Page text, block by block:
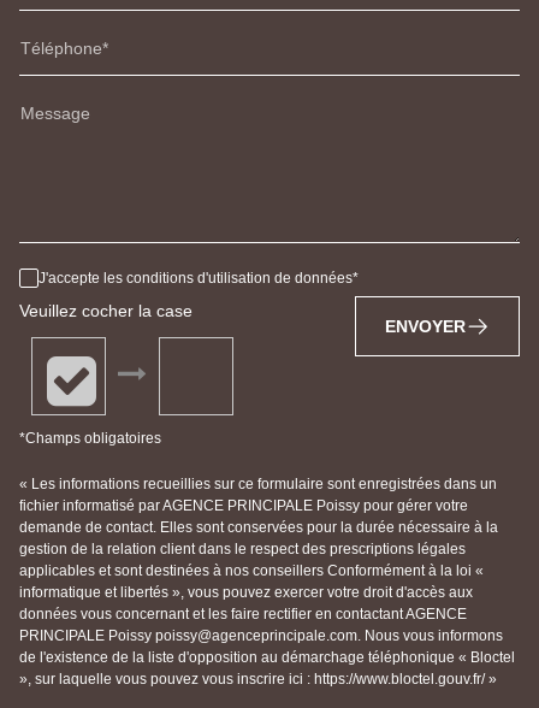
Téléphone
Message
J'accepte les conditions d'utilisation de données
Veuillez cocher la case
*Champs obligatoires
ENVOYER
« Les informations recueillies sur ce formulaire sont enregistrées dans un
fichier informatisé par AGENCE PRINCIPALE Poissy pour gérer votre
demande de contact. Elles sont conservées pour la durée nécessaire à la
gestion de la relation client dans le respect des prescriptions légales
applicables et sont destinées à nos conseillers Conformément à la loi «
informatique et libertés », vous pouvez exercer votre droit d'accès aux
données vous concernant et les faire rectifier en contactant AGENCE
PRINCIPALE Poissy poissy@agenceprincipale.com. Nous vous informons
de l'existence de la liste d'opposition au démarchage téléphonique « Bloctel
», sur laquelle vous pouvez vous inscrire ici : https://www.bloctel.gouv.fr/ »